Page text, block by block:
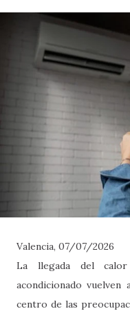
Valencia, 07/07/2026
La llegada del
acondicionado
centro de las